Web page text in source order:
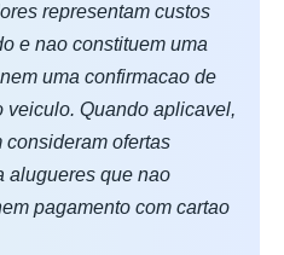
representam custos
e nao constituem uma
uma confirmacao de
Quando aplicavel,
consideram ofertas
alugueres que nao
pagamento com cartao